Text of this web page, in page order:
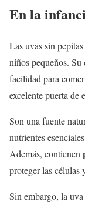
En la
Las uvas sin
niños pequeños.
facilidad para
excelente puerta de
Son una fuente
nutrientes
Además, contienen
proteger las células
Sin embargo, la